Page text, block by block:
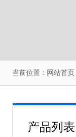
当前位置： 网站首页
产品列表